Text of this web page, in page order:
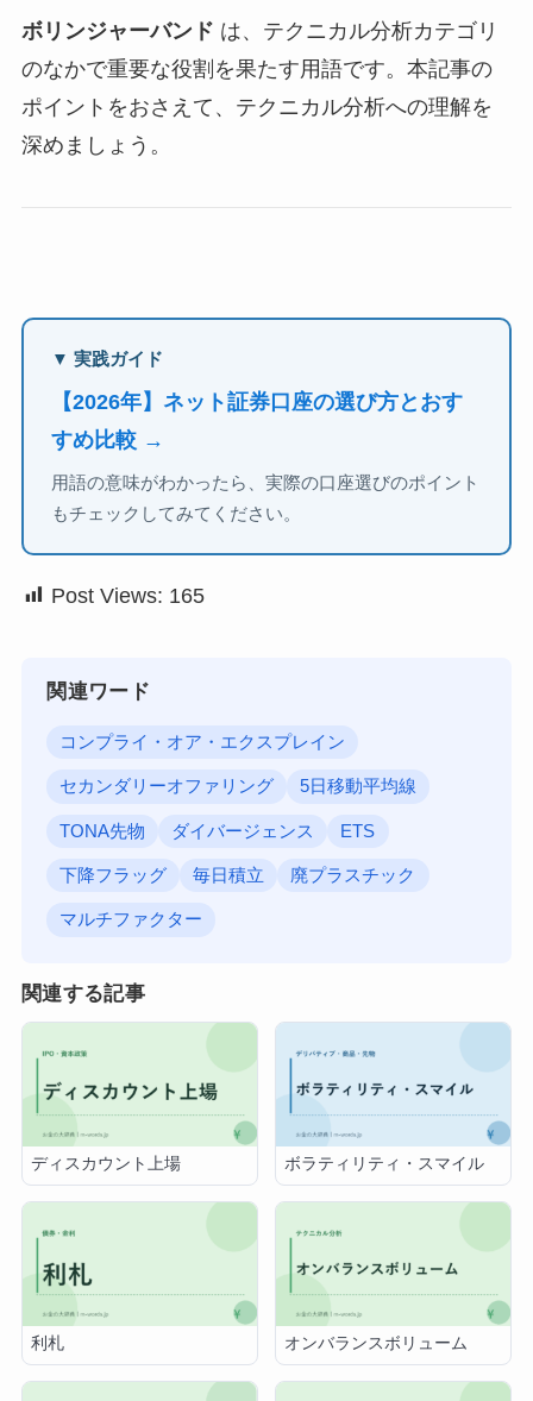
ボリンジャーバンド は、テクニカル分析カテゴリ
のなかで重要な役割を果たす用語です。本記事の
ポイントをおさえて、テクニカル分析への理解を
深めましょう。
▼ 実践ガイド
【2026年】ネット証券口座の選び方とおす
すめ比較 →
用語の意味がわかったら、実際の口座選びのポイント
もチェックしてみてください。
Post Views: 165
関連ワード
コンプライ・オア・エクスプレイン
セカンダリーオファリング 5日移動平均線
TONA先物 ダイバージェンス ETS
下降フラッグ 毎日積立 廃プラスチック
マルチファクター
関連する記事
ディスカウント上場 ボラティリティ・スマイル
利札 オンバランスボリューム